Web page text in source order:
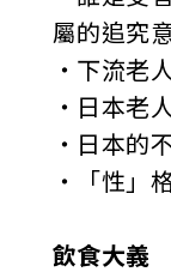
屬的追究
‧下流老
‧日本老
‧日本的
‧「性」
飲食大義